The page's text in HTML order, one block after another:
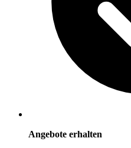
Angebote erhalten